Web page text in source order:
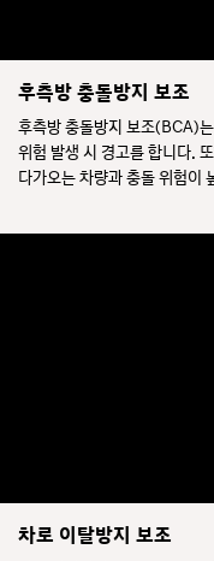
후측방 충돌방지 보조
후측방 충돌방지 보조(BCA)
위험 발생 시 경고를 합니다.
다가오는 차량과 충돌 위험이
차로 이탈방지 보조